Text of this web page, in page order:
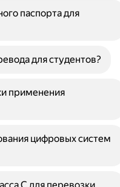
паспорта для
для студентов?
применения
цифровых систем